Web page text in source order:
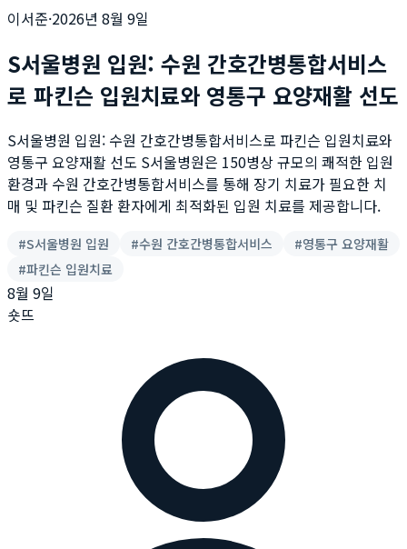
이서준·2026년 8월 9일
S서울병원 입원: 수원 간호간병통합서비스
로 파킨슨 입원치료와 영통구 요양재활 선도
S서울병원 입원: 수원 간호간병통합서비스로 파킨슨 입원치료와
영통구 요양재활 선도 S서울병원은 150병상 규모의 쾌적한 입원
환경과 수원 간호간병통합서비스를 통해 장기 치료가 필요한 치
매 및 파킨슨 질환 환자에게 최적화된 입원 치료를 제공합니다.
#S서울병원 입원 #수원 간호간병통합서비스 #영통구 요양재활
#파킨슨 입원치료
8월 9일
숏뜨